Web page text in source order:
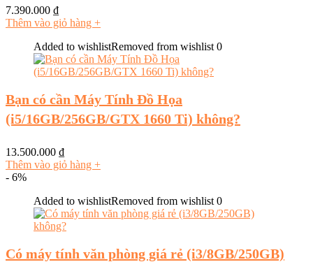
7.390.000 ₫
Thêm vào giỏ hàng +
Added to wishlistRemoved from wishlist 0
Bạn có cần Máy Tính Đồ Họa
(i5/16GB/256GB/GTX 1660 Ti) không?
13.500.000 ₫
Thêm vào giỏ hàng +
- 6%
Added to wishlistRemoved from wishlist 0
Có máy tính văn phòng giá rẻ (i3/8GB/250GB)